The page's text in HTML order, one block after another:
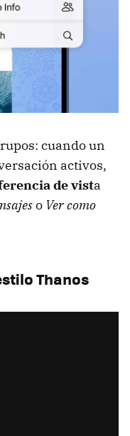
cuando un
activos,
de vista
o Ver como
Thanos